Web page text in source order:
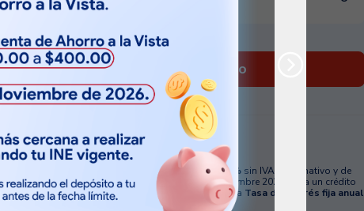
Solicitar préstamo
Tasa de interés fija anual antes de impuestos.
CAT promedio 58.4 % sin IVA, informativo y de
comparación, calculado a julio 2026 y vigente a diciembre 2026, para un crédito
de $130,000.00 MXN a un plazo de 48 meses, con una Tasa de interés fija anual
del 41.5%.